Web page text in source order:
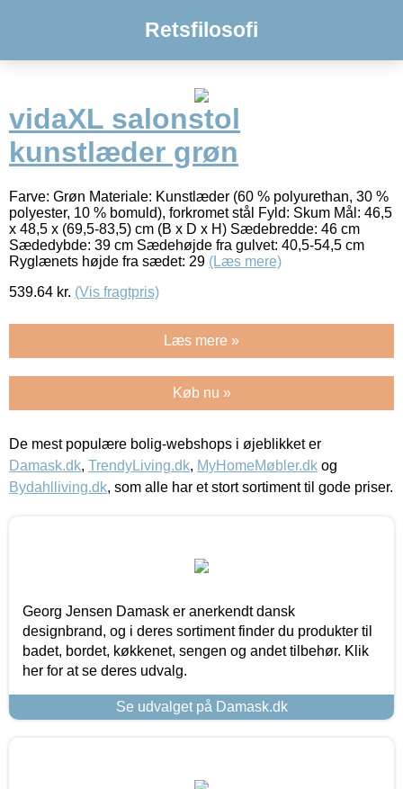
Retsfilosofi
vidaXL salonstol
kunstlæder grøn
Farve: Grøn Materiale: Kunstlæder (60 % polyurethan, 30 %
polyester, 10 % bomuld), forkromet stål Fyld: Skum Mål: 46,5
x 48,5 x (69,5-83,5) cm (B x D x H) Sædebredde: 46 cm
Sædedybde: 39 cm Sædehøjde fra gulvet: 40,5-54,5 cm
Ryglænets højde fra sædet: 29 (Læs mere)
539.64 kr. (Vis fragtpris)
Læs mere »
Køb nu »
De mest populære bolig-webshops i øjeblikket er
Damask.dk, TrendyLiving.dk, MyHomeMøbler.dk og
Bydahlliving.dk, som alle har et stort sortiment til gode priser.
Georg Jensen Damask er anerkendt dansk
designbrand, og i deres sortiment finder du produkter til
badet, bordet, køkkenet, sengen og andet tilbehør. Klik
her for at se deres udvalg.
Se udvalget på Damask.dk